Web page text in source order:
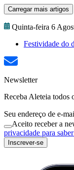
Carregar mais artigos
Quinta-feira 6
Festividade do
Newsletter
Receba Aleteia todos
Seu endereço de e-
Aceito receber a
privacidade para
Inscrever-se